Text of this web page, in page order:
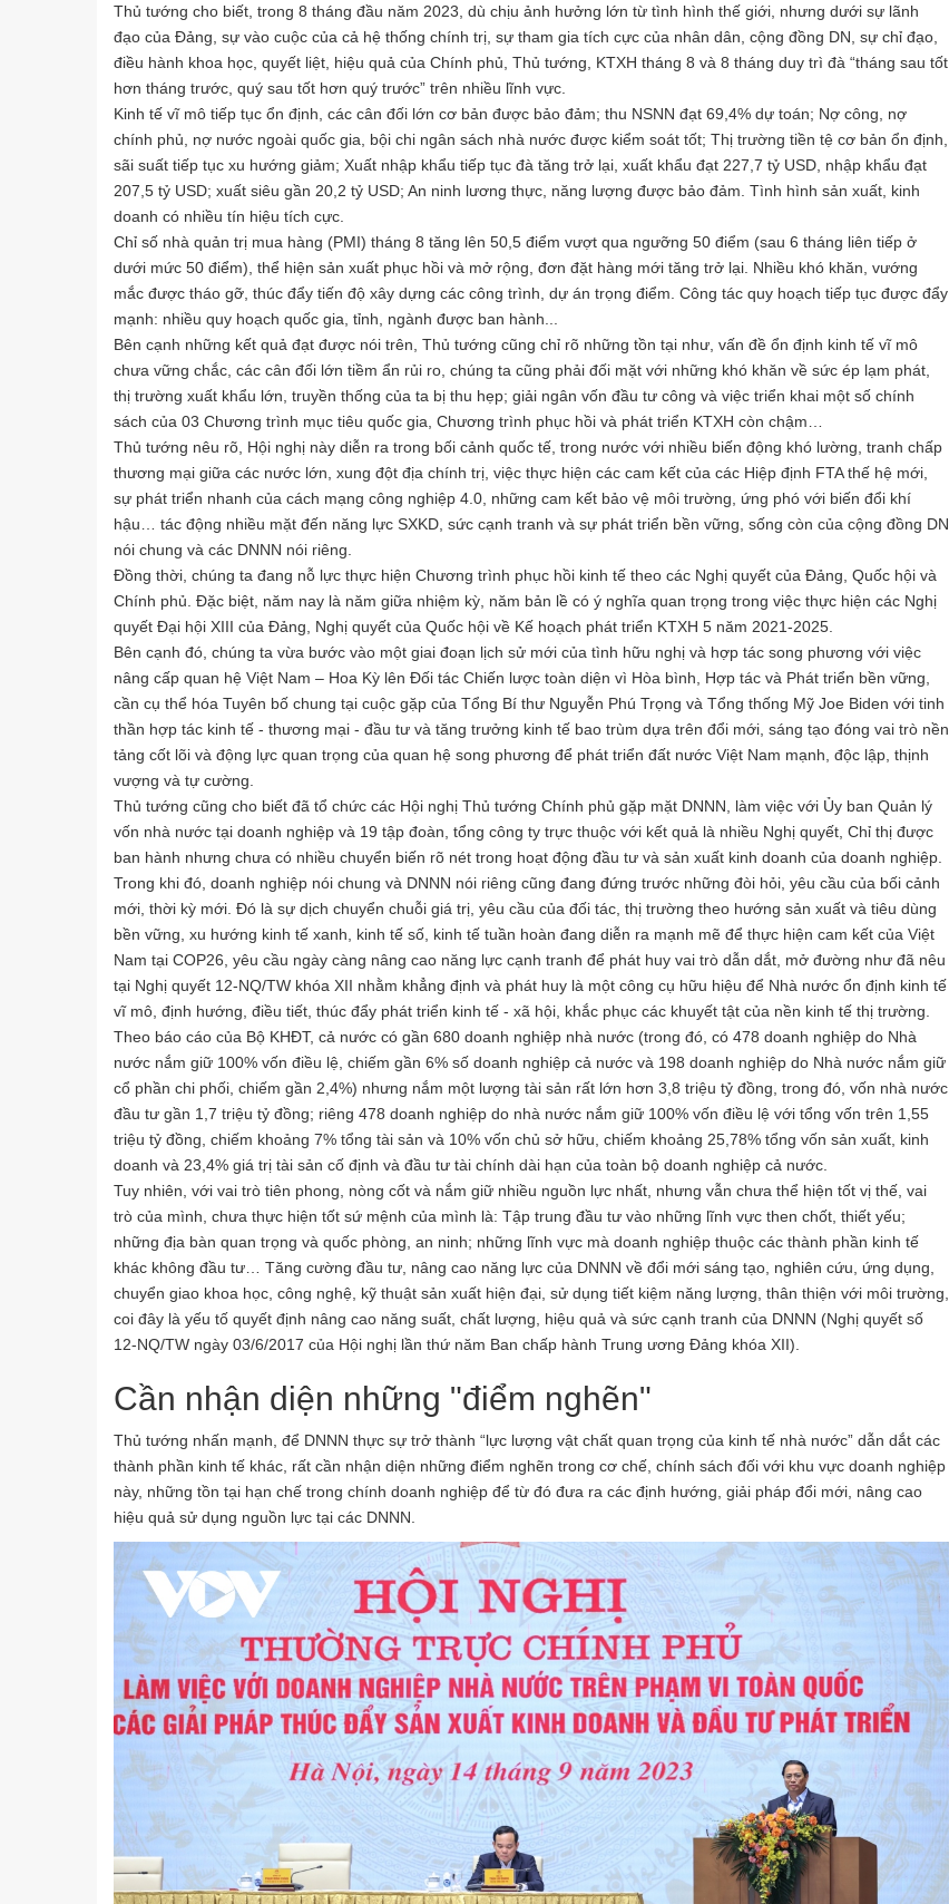
Thủ tướng cho biết, trong 8 tháng đầu năm 2023, dù chịu ảnh hưởng lớn từ tình hình thế giới, nhưng dưới sự lãnh
đạo của Đảng, sự vào cuộc của cả hệ thống chính trị, sự tham gia tích cực của nhân dân, cộng đồng DN, sự chỉ đạo,
điều hành khoa học, quyết liệt, hiệu quả của Chính phủ, Thủ tướng, KTXH tháng 8 và 8 tháng duy trì đà “tháng sau tốt
hơn tháng trước, quý sau tốt hơn quý trước” trên nhiều lĩnh vực.
Kinh tế vĩ mô tiếp tục ổn định, các cân đối lớn cơ bản được bảo đảm; thu NSNN đạt 69,4% dự toán; Nợ công, nợ
chính phủ, nợ nước ngoài quốc gia, bội chi ngân sách nhà nước được kiểm soát tốt; Thị trường tiền tệ cơ bản ổn định,
sãi suất tiếp tục xu hướng giảm; Xuất nhập khẩu tiếp tục đà tăng trở lại, xuất khẩu đạt 227,7 tỷ USD, nhập khẩu đạt
207,5 tỷ USD; xuất siêu gần 20,2 tỷ USD; An ninh lương thực, năng lượng được bảo đảm. Tình hình sản xuất, kinh
doanh có nhiều tín hiệu tích cực.
Chỉ số nhà quản trị mua hàng (PMI) tháng 8 tăng lên 50,5 điểm vượt qua ngưỡng 50 điểm (sau 6 tháng liên tiếp ở
dưới mức 50 điểm), thể hiện sản xuất phục hồi và mở rộng, đơn đặt hàng mới tăng trở lại. Nhiều khó khăn, vướng
mắc được tháo gỡ, thúc đẩy tiến độ xây dựng các công trình, dự án trọng điểm. Công tác quy hoạch tiếp tục được đẩy
mạnh: nhiều quy hoạch quốc gia, tỉnh, ngành được ban hành...
Bên cạnh những kết quả đạt được nói trên, Thủ tướng cũng chỉ rõ những tồn tại như, vấn đề ổn định kinh tế vĩ mô
chưa vững chắc, các cân đối lớn tiềm ẩn rủi ro, chúng ta cũng phải đối mặt với những khó khăn về sức ép lạm phát,
thị trường xuất khẩu lớn, truyền thống của ta bị thu hẹp; giải ngân vốn đầu tư công và việc triển khai một số chính
sách của 03 Chương trình mục tiêu quốc gia, Chương trình phục hồi và phát triển KTXH còn chậm…
Thủ tướng nêu rõ, Hội nghị này diễn ra trong bối cảnh quốc tế, trong nước với nhiều biến động khó lường, tranh chấp
thương mại giữa các nước lớn, xung đột địa chính trị, việc thực hiện các cam kết của các Hiệp định FTA thế hệ mới,
sự phát triển nhanh của cách mạng công nghiệp 4.0, những cam kết bảo vệ môi trường, ứng phó với biến đổi khí
hậu… tác động nhiều mặt đến năng lực SXKD, sức cạnh tranh và sự phát triển bền vững, sống còn của cộng đồng DN
nói chung và các DNNN nói riêng.
Đồng thời, chúng ta đang nỗ lực thực hiện Chương trình phục hồi kinh tế theo các Nghị quyết của Đảng, Quốc hội và
Chính phủ. Đặc biệt, năm nay là năm giữa nhiệm kỳ, năm bản lề có ý nghĩa quan trọng trong việc thực hiện các Nghị
quyết Đại hội XIII của Đảng, Nghị quyết của Quốc hội về Kế hoạch phát triển KTXH 5 năm 2021-2025.
Bên cạnh đó, chúng ta vừa bước vào một giai đoạn lịch sử mới của tình hữu nghị và hợp tác song phương với việc
nâng cấp quan hệ Việt Nam – Hoa Kỳ lên Đối tác Chiến lược toàn diện vì Hòa bình, Hợp tác và Phát triển bền vững,
cần cụ thể hóa Tuyên bố chung tại cuộc gặp của Tổng Bí thư Nguyễn Phú Trọng và Tổng thống Mỹ Joe Biden với tinh
thần hợp tác kinh tế - thương mại - đầu tư và tăng trưởng kinh tế bao trùm dựa trên đổi mới, sáng tạo đóng vai trò nền
tảng cốt lõi và động lực quan trọng của quan hệ song phương để phát triển đất nước Việt Nam mạnh, độc lập, thịnh
vượng và tự cường.
Thủ tướng cũng cho biết đã tổ chức các Hội nghị Thủ tướng Chính phủ gặp mặt DNNN, làm việc với Ủy ban Quản lý
vốn nhà nước tại doanh nghiệp và 19 tập đoàn, tổng công ty trực thuộc với kết quả là nhiều Nghị quyết, Chỉ thị được
ban hành nhưng chưa có nhiều chuyển biến rõ nét trong hoạt động đầu tư và sản xuất kinh doanh của doanh nghiệp.
Trong khi đó, doanh nghiệp nói chung và DNNN nói riêng cũng đang đứng trước những đòi hỏi, yêu cầu của bối cảnh
mới, thời kỳ mới. Đó là sự dịch chuyển chuỗi giá trị, yêu cầu của đối tác, thị trường theo hướng sản xuất và tiêu dùng
bền vững, xu hướng kinh tế xanh, kinh tế số, kinh tế tuần hoàn đang diễn ra mạnh mẽ để thực hiện cam kết của Việt
Nam tại COP26, yêu cầu ngày càng nâng cao năng lực cạnh tranh để phát huy vai trò dẫn dắt, mở đường như đã nêu
tại Nghị quyết 12-NQ/TW khóa XII nhằm khẳng định và phát huy là một công cụ hữu hiệu để Nhà nước ổn định kinh tế
vĩ mô, định hướng, điều tiết, thúc đẩy phát triển kinh tế - xã hội, khắc phục các khuyết tật của nền kinh tế thị trường.
Theo báo cáo của Bộ KHĐT, cả nước có gần 680 doanh nghiệp nhà nước (trong đó, có 478 doanh nghiệp do Nhà
nước nắm giữ 100% vốn điều lệ, chiếm gần 6% số doanh nghiệp cả nước và 198 doanh nghiệp do Nhà nước nắm giữ
cổ phần chi phối, chiếm gần 2,4%) nhưng nắm một lượng tài sản rất lớn hơn 3,8 triệu tỷ đồng, trong đó, vốn nhà nước
đầu tư gần 1,7 triệu tỷ đồng; riêng 478 doanh nghiệp do nhà nước nắm giữ 100% vốn điều lệ với tổng vốn trên 1,55
triệu tỷ đồng, chiếm khoảng 7% tổng tài sản và 10% vốn chủ sở hữu, chiếm khoảng 25,78% tổng vốn sản xuất, kinh
doanh và 23,4% giá trị tài sản cố định và đầu tư tài chính dài hạn của toàn bộ doanh nghiệp cả nước.
Tuy nhiên, với vai trò tiên phong, nòng cốt và nắm giữ nhiều nguồn lực nhất, nhưng vẫn chưa thể hiện tốt vị thế, vai
trò của mình, chưa thực hiện tốt sứ mệnh của mình là: Tập trung đầu tư vào những lĩnh vực then chốt, thiết yếu;
những địa bàn quan trọng và quốc phòng, an ninh; những lĩnh vực mà doanh nghiệp thuộc các thành phần kinh tế
khác không đầu tư… Tăng cường đầu tư, nâng cao năng lực của DNNN về đổi mới sáng tạo, nghiên cứu, ứng dụng,
chuyển giao khoa học, công nghệ, kỹ thuật sản xuất hiện đại, sử dụng tiết kiệm năng lượng, thân thiện với môi trường,
coi đây là yếu tố quyết định nâng cao năng suất, chất lượng, hiệu quả và sức cạnh tranh của DNNN (Nghị quyết số
12-NQ/TW ngày 03/6/2017 của Hội nghị lần thứ năm Ban chấp hành Trung ương Đảng khóa XII).
Cần nhận diện những "điểm nghẽn"
Thủ tướng nhấn mạnh, để DNNN thực sự trở thành “lực lượng vật chất quan trọng của kinh tế nhà nước” dẫn dắt các
thành phần kinh tế khác, rất cần nhận diện những điểm nghẽn trong cơ chế, chính sách đối với khu vực doanh nghiệp
này, những tồn tại hạn chế trong chính doanh nghiệp để từ đó đưa ra các định hướng, giải pháp đổi mới, nâng cao
hiệu quả sử dụng nguồn lực tại các DNNN.